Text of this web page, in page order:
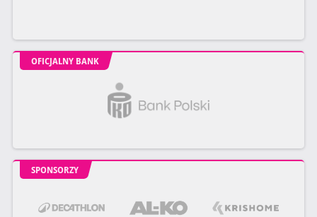
OFICJALNY BANK
SPONSORZY